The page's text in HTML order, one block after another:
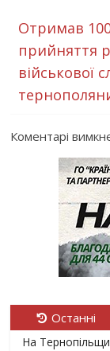
Отримав
прийняття
військової
Коментарі
Останні
На